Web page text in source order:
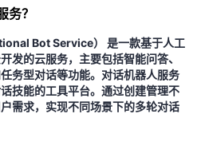
务？
Bot Service） 是一款基于人工
发的云服务，主要包括智能问答、
务型对话等功能。对话机器人服务
技能的工具平台。通过创建管理不
需求，实现不同场景下的多轮对话